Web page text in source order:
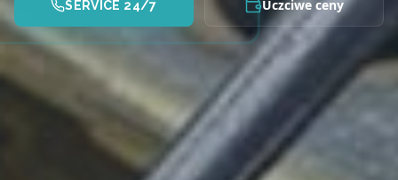
SERVICE 24/7 Uczciwe ceny